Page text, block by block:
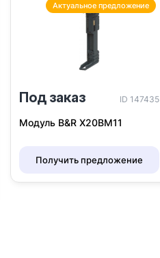
Актуальное предложение
Под заказ ID 147435
Модуль B&R Х20BM11
Получить предложение